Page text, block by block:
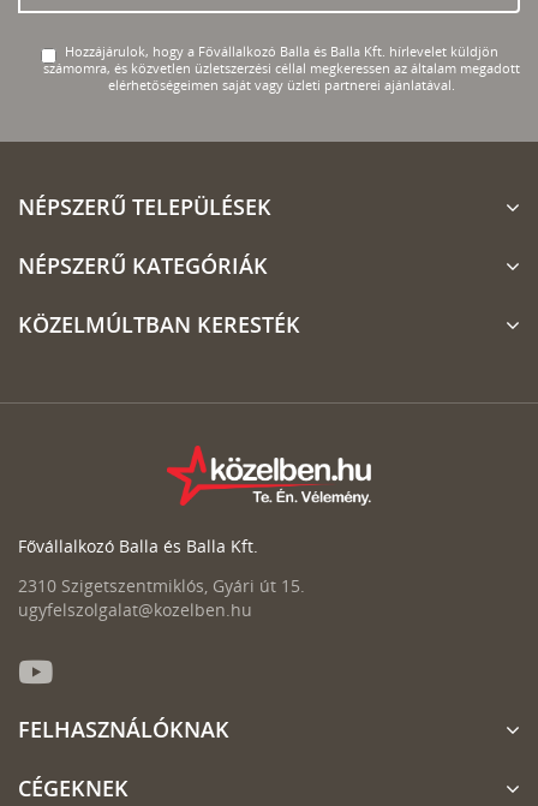
Hozzájárulok, hogy a Fővállalkozó Balla és Balla Kft. hírlevelet küldjön
számomra, és közvetlen üzletszerzési céllal megkeressen az általam megadott
elérhetőségeimen saját vagy üzleti partnerei ajánlatával.
NÉPSZERŰ TELEPÜLÉSEK
NÉPSZERŰ KATEGÓRIÁK
KÖZELMÚLTBAN KERESTÉK
Fővállalkozó Balla és Balla Kft.
2310 Szigetszentmiklós, Gyári út 15.
ugyfelszolgalat@kozelben.hu
FELHASZNÁLÓKNAK
CÉGEKNEK